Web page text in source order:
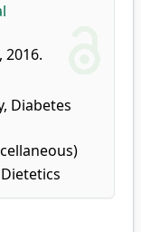
2016.
Diabetes